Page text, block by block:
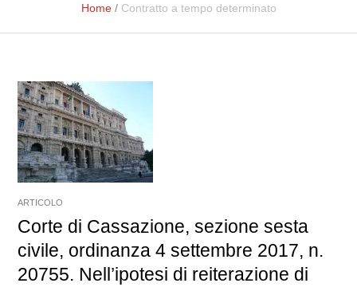
Home / Contratto a tempo determinato
ARTICOLO
Corte di Cassazione, sezione sesta
civile, ordinanza 4 settembre 2017, n.
20755. Nell’ipotesi di reiterazione di